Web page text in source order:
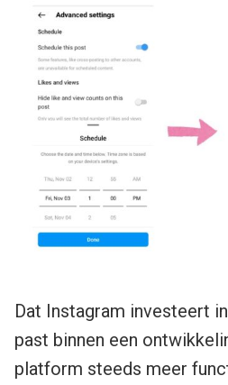
Dat Instagram investeert
past binnen een
platform steeds meer